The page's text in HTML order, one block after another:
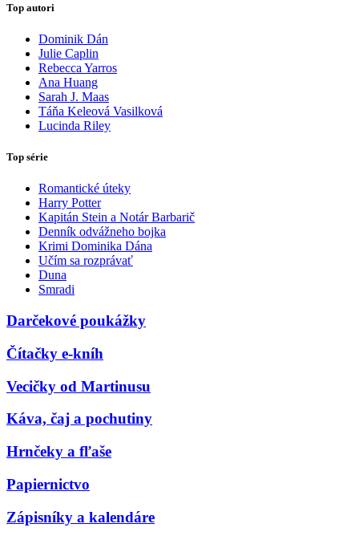
Top autori
Dominik Dán
Julie Caplin
Rebecca Yarros
Ana Huang
Sarah J. Maas
Táňa Keleová Vasilková
Lucinda Riley
Top série
Romantické úteky
Harry Potter
Kapitán Stein a Notár Barbarič
Denník odvážneho bojka
Krimi Dominika Dána
Učím sa rozprávať
Duna
Smradi
Darčekové poukážky
Čítačky e-kníh
Vecičky od Martinusu
Káva, čaj a pochutiny
Hrnčeky a fľaše
Papiernictvo
Zápisníky a kalendáre